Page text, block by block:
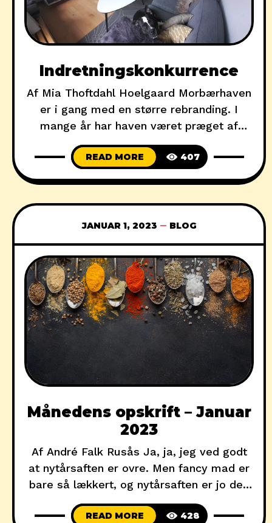
Indretningskonkurrence
Af Mia Thoftdahl Hoelgaard Morbærhaven
er i gang med en større rebranding. I
mange år har haven været præget af
fortiden, men det skal der laves om på nu!
I forbindelse med udarbejdelsen af en ny
for at sætte et præg på Morbærhavens
READ MORE 407
JANUAR 1, 2023 BLOG
Månedens opskrift – Januar
2023
Af André Falk Rusås Ja, ja, jeg ved godt
at nytårsaften er ovre. Men fancy mad er
bare så lækkert, og nytårsaften er jo den
ultimative tid til virkelig at flotte sig med
lækre retter, så kan vi ikke bare alle lige
READ MORE 428